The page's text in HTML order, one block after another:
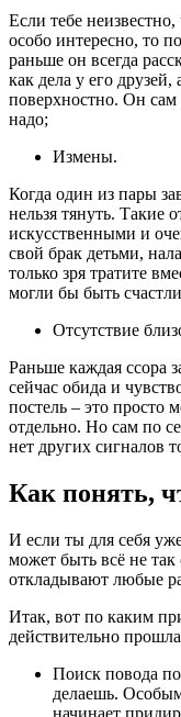
Если тебе
особо интересно, то
раньше он всегда
как дела у его друзей,
поверхностно. Он сам
надо;
Измены.
Когда один из пары
нельзя тянуть. Такие
искусственными и
свой брак детьми,
только зря тратите
могли бы быть
Отсутствие
Раньше каждая ссора
сейчас обида и
постель – это просто
отдельно. Но сам по
нет других сигналов
Как понять,
И если ты для себя
может быть всё не
откладывают любые
Итак, вот по каким
действительно
Поиск повода
делаешь.
начинает